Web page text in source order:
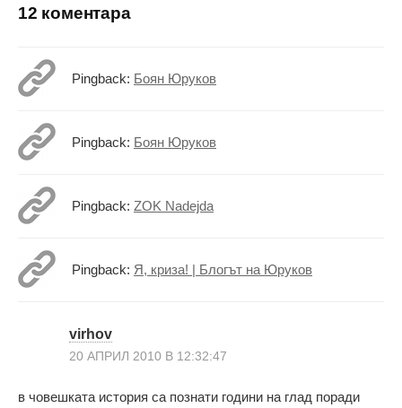
12 коментара
Pingback: Боян Юруков
Pingback: Боян Юруков
Pingback: ZOK Nadejda
Pingback: Я, криза! | Блогът на Юруков
virhov
20 АПРИЛ 2010 В 12:32:47
в човешката история са познати години на глад поради